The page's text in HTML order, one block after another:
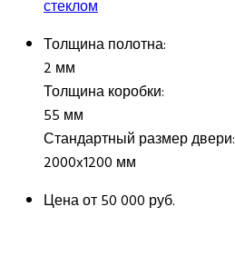
стеклом
Толщина полотна:
2 мм
Толщина коробки:
55 мм
Стандартный размер двери:
2000x1200 мм
Цена от50 000 руб.